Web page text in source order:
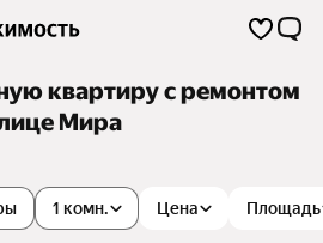
квартиру с ремонтом
Мира
1 комн. Цена Площадь